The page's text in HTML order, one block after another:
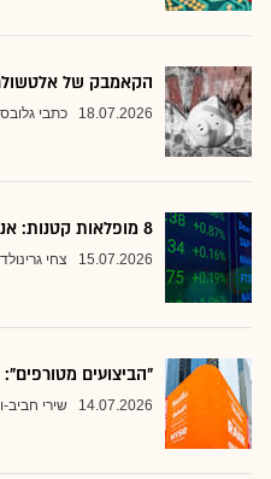
הקאמבק של אלטשולר שחם ביוני –
18.07.2026 כתבי גלובס
8 מופלאות קטנות: אנליסטים בטוחים - כדאי לשים לב למניות הללו
15.07.2026 צחי גרינולד
"הביצועים
14.07.2026 שירי חביב-